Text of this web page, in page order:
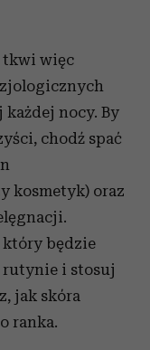
tkwi więc
nocy. By
chodź spać
kosmetyk) oraz
który będzie
rutynie i stosuj
jak skóra
ranka.